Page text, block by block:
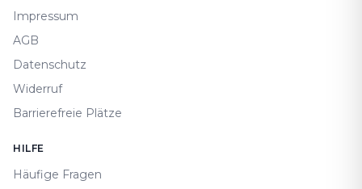
Impressum
AGB
Datenschutz
Widerruf
Barrierefreie Plätze
HILFE
Häufige Fragen